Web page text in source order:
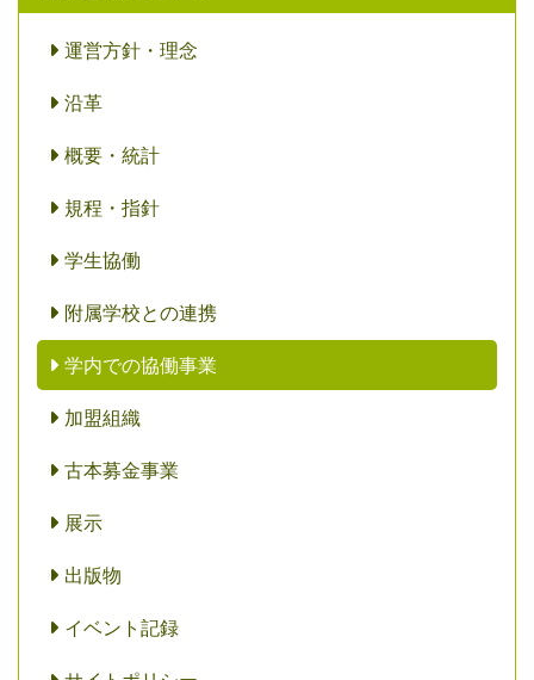
運営方針・理念
沿革
概要・統計
規程・指針
学生協働
附属学校との連携
学内での協働事業
加盟組織
古本募金事業
展示
出版物
イベント記録